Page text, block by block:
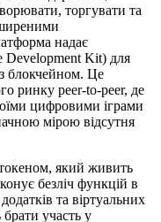
торгувати та
надає
Development Kit) для
з блокчейном. Це
ринку peer-to-peer, де
цифровими іграми
мірою відсутня
який живить
безліч функцій в
та віртуальних
участь у